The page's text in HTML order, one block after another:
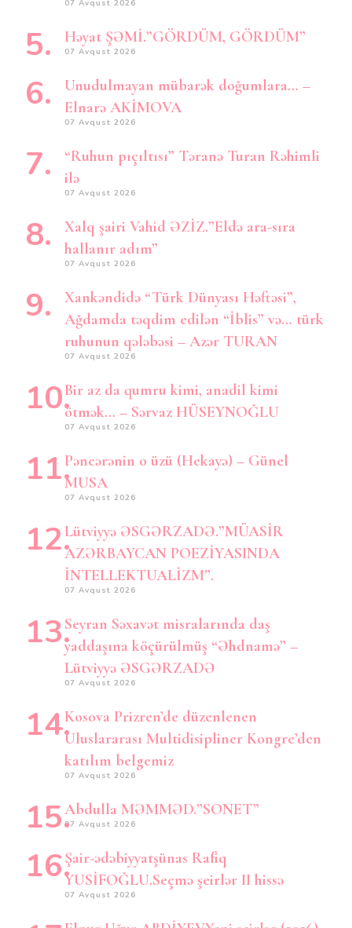
07 Avqust 2026
Həyat ŞƏMİ.”GÖRDÜM, GÖRDÜM”
07 Avqust 2026
Unudulmayan mübarək doğumlara… –
Elnarə AKİMOVA
07 Avqust 2026
“Ruhun pıçıltısı” Təranə Turan Rəhimli
ilə
07 Avqust 2026
Xalq şairi Vahid ƏZİZ.”Eldə ara-sıra
hallanır adım”
07 Avqust 2026
Xankəndidə “Türk Dünyası Həftəsi”,
Ağdamda təqdim edilən “İblis” və… türk
ruhunun qələbəsi – Azər TURAN
07 Avqust 2026
Bir az da qumru kimi, anadil kimi
ötmək… – Sərvaz HÜSEYNOĞLU
07 Avqust 2026
Pəncərənin o üzü (Hekayə) – Günel
MUSA
07 Avqust 2026
Lütviyyə ƏSGƏRZADƏ.”MÜASİR
AZƏRBAYCAN POEZİYASINDA
İNTELLEKTUALİZM”.
07 Avqust 2026
Seyran Səxavət misralarında daş
yaddaşına köçürülmüş “Əhdnamə” –
Lütviyyə ƏSGƏRZADƏ
07 Avqust 2026
Kosova Prizren’de düzenlenen
Uluslararası Multidisipliner Kongre’den
katılım belgemiz
07 Avqust 2026
Abdulla MƏMMƏD.”SONET”
07 Avqust 2026
Şair-ədəbiyyatşünas Rafiq
YUSİFOĞLU.Seçmə şeirlər II hissə
07 Avqust 2026